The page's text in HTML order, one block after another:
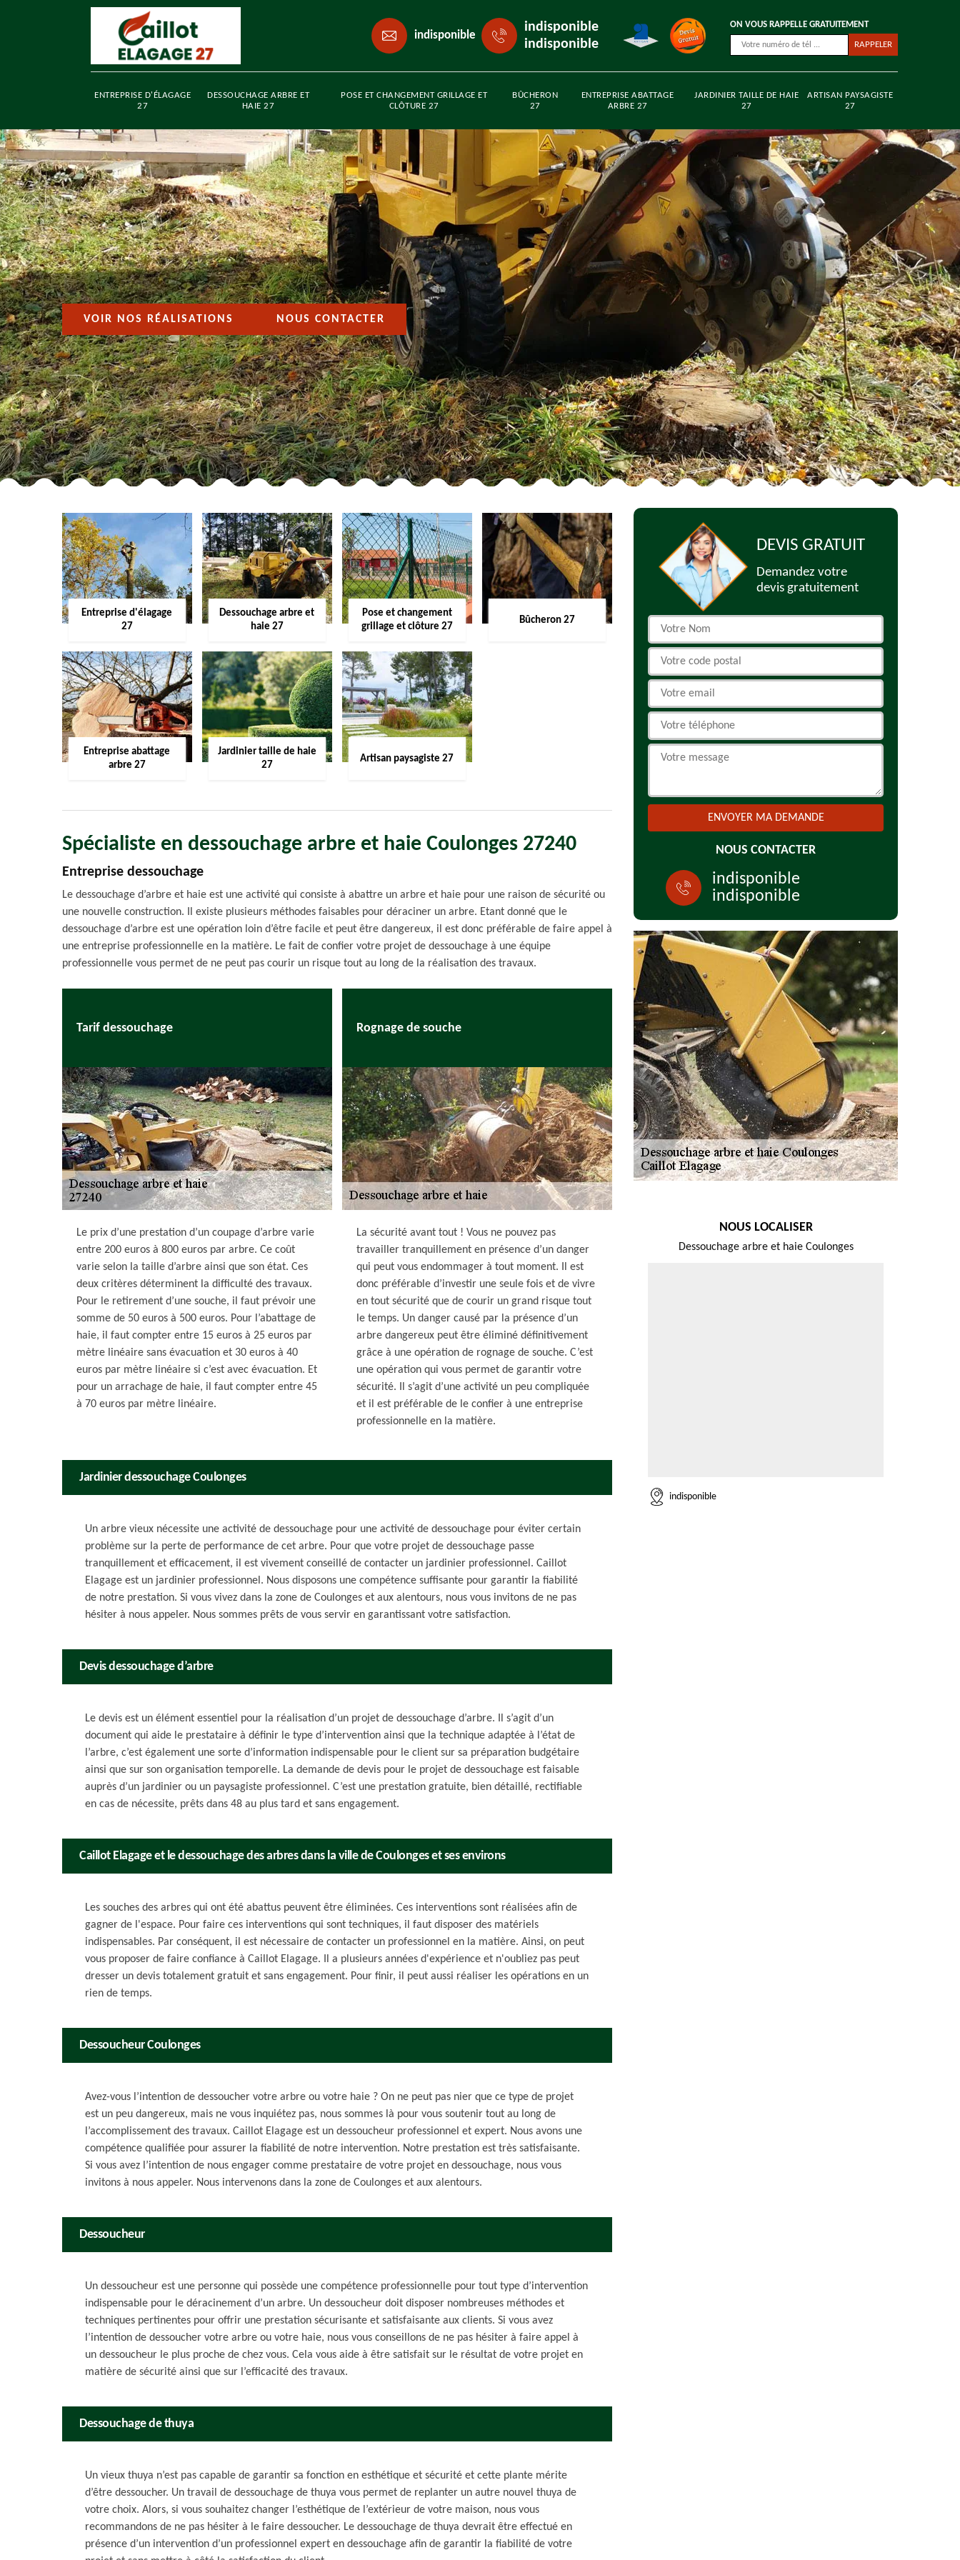
indisponible
indisponible
indisponible
ON VOUS RAPPELLE GRATUITEMENT
ENTREPRISE D'ÉLAGAGE
27
DESSOUCHAGE ARBRE ET
HAIE 27
POSE ET CHANGEMENT GRILLAGE ET
CLÔTURE 27
BÛCHERON
27
ENTREPRISE ABATTAGE
ARBRE 27
JARDINIER TAILLE DE HAIE
27
ARTISAN PAYSAGISTE
27
VOIR NOS RÉALISATIONS NOUS CONTACTER
Entreprise d'élagage
27
Dessouchage arbre et
haie 27
Pose et changement
grillage et clôture 27
Bûcheron 27
Entreprise abattage
arbre 27
Jardinier taille de haie
27
Artisan paysagiste 27
Spécialiste en dessouchage arbre et haie Coulonges 27240
Entreprise dessouchage
Le dessouchage d’arbre et haie est une activité qui consiste à abattre un arbre et haie pour une raison de sécurité ou
une nouvelle construction. Il existe plusieurs méthodes faisables pour déraciner un arbre. Etant donné que le
dessouchage d’arbre est une opération loin d’être facile et peut être dangereux, il est donc préférable de faire appel à
une entreprise professionnelle en la matière. Le fait de confier votre projet de dessouchage à une équipe
professionnelle vous permet de ne peut pas courir un risque tout au long de la réalisation des travaux.
Tarif dessouchage
Le prix d’une prestation d’un coupage d’arbre varie
entre 200 euros à 800 euros par arbre. Ce coût
varie selon la taille d’arbre ainsi que son état. Ces
deux critères déterminent la difficulté des travaux.
Pour le retirement d’une souche, il faut prévoir une
somme de 50 euros à 500 euros. Pour l’abattage de
haie, il faut compter entre 15 euros à 25 euros par
mètre linéaire sans évacuation et 30 euros à 40
euros par mètre linéaire si c’est avec évacuation. Et
pour un arrachage de haie, il faut compter entre 45
à 70 euros par mètre linéaire.
Rognage de souche
La sécurité avant tout ! Vous ne pouvez pas
travailler tranquillement en présence d’un danger
qui peut vous endommager à tout moment. Il est
donc préférable d’investir une seule fois et de vivre
en tout sécurité que de courir un grand risque tout
le temps. Un danger causé par la présence d’un
arbre dangereux peut être éliminé définitivement
grâce à une opération de rognage de souche. C’est
une opération qui vous permet de garantir votre
sécurité. Il s’agit d’une activité un peu compliquée
et il est préférable de le confier à une entreprise
professionnelle en la matière.
Jardinier dessouchage Coulonges
Un arbre vieux nécessite une activité de dessouchage pour une activité de dessouchage pour éviter certain
problème sur la perte de performance de cet arbre. Pour que votre projet de dessouchage passe
tranquillement et efficacement, il est vivement conseillé de contacter un jardinier professionnel. Caillot
Elagage est un jardinier professionnel. Nous disposons une compétence suffisante pour garantir la fiabilité
de notre prestation. Si vous vivez dans la zone de Coulonges et aux alentours, nous vous invitons de ne pas
hésiter à nous appeler. Nous sommes prêts de vous servir en garantissant votre satisfaction.
Devis dessouchage d’arbre
Le devis est un élément essentiel pour la réalisation d’un projet de dessouchage d’arbre. Il s’agit d’un
document qui aide le prestataire à définir le type d’intervention ainsi que la technique adaptée à l’état de
l’arbre, c’est également une sorte d’information indispensable pour le client sur sa préparation budgétaire
ainsi que sur son organisation temporelle. La demande de devis pour le projet de dessouchage est faisable
auprès d’un jardinier ou un paysagiste professionnel. C’est une prestation gratuite, bien détaillé, rectifiable
en cas de nécessite, prêts dans 48 au plus tard et sans engagement.
Caillot Elagage et le dessouchage des arbres dans la ville de Coulonges et ses environs
Les souches des arbres qui ont été abattus peuvent être éliminées. Ces interventions sont réalisées afin de
gagner de l'espace. Pour faire ces interventions qui sont techniques, il faut disposer des matériels
indispensables. Par conséquent, il est nécessaire de contacter un professionnel en la matière. Ainsi, on peut
vous proposer de faire confiance à Caillot Elagage. Il a plusieurs années d'expérience et n'oubliez pas peut
dresser un devis totalement gratuit et sans engagement. Pour finir, il peut aussi réaliser les opérations en un
rien de temps.
Dessoucheur Coulonges
Avez-vous l’intention de dessoucher votre arbre ou votre haie ? On ne peut pas nier que ce type de projet
est un peu dangereux, mais ne vous inquiétez pas, nous sommes là pour vous soutenir tout au long de
l’accomplissement des travaux. Caillot Elagage est un dessoucheur professionnel et expert. Nous avons une
compétence qualifiée pour assurer la fiabilité de notre intervention. Notre prestation est très satisfaisante.
Si vous avez l’intention de nous engager comme prestataire de votre projet en dessouchage, nous vous
invitons à nous appeler. Nous intervenons dans la zone de Coulonges et aux alentours.
Dessoucheur
Un dessoucheur est une personne qui possède une compétence professionnelle pour tout type d’intervention
indispensable pour le déracinement d’un arbre. Un dessoucheur doit disposer nombreuses méthodes et
techniques pertinentes pour offrir une prestation sécurisante et satisfaisante aux clients. Si vous avez
l’intention de dessoucher votre arbre ou votre haie, nous vous conseillons de ne pas hésiter à faire appel à
un dessoucheur le plus proche de chez vous. Cela vous aide à être satisfait sur le résultat de votre projet en
matière de sécurité ainsi que sur l’efficacité des travaux.
Dessouchage de thuya
Un vieux thuya n’est pas capable de garantir sa fonction en esthétique et sécurité et cette plante mérite
d’être dessoucher. Un travail de dessouchage de thuya vous permet de replanter un autre nouvel thuya de
votre choix. Alors, si vous souhaitez changer l’esthétique de l’extérieur de votre maison, nous vous
recommandons de ne pas hésiter à le faire dessoucher. Le dessouchage de thuya devrait être effectué en
présence d’un intervention d’un professionnel expert en dessouchage afin de garantir la fiabilité de votre
DEVIS GRATUIT
Demandez votre
devis gratuitement
NOUS CONTACTER
indisponible
indisponible
NOUS LOCALISER
Dessouchage arbre et haie Coulonges
indisponible